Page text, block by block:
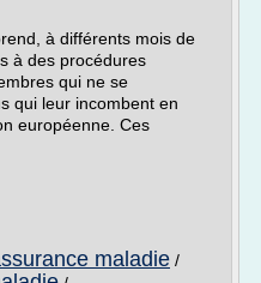
à différents mois de
à des procédures
qui ne se
qui leur incombent en
européenne. Ces
maladie /